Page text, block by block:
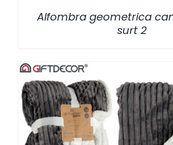
Alfombra geometrica
surt 2